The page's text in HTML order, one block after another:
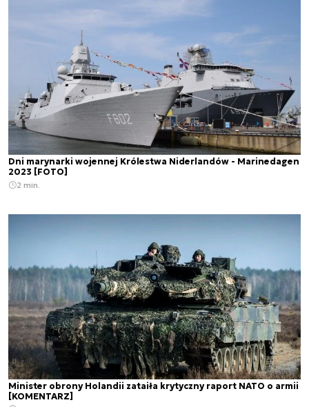
Dni marynarki wojennej Królestwa Niderlandów - Marinedagen
2023 [FOTO]
2 min.
Minister obrony Holandii zataiła krytyczny raport NATO o armii
[KOMENTARZ]